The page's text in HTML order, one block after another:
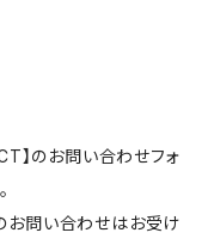
】のお問い合わせフォ
お問い合わせはお受け